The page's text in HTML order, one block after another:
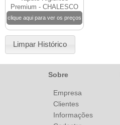
Premium - CHALESCO
clique aqui para ver os preços
Limpar Histórico
Sobre
Empresa
Clientes
Informações